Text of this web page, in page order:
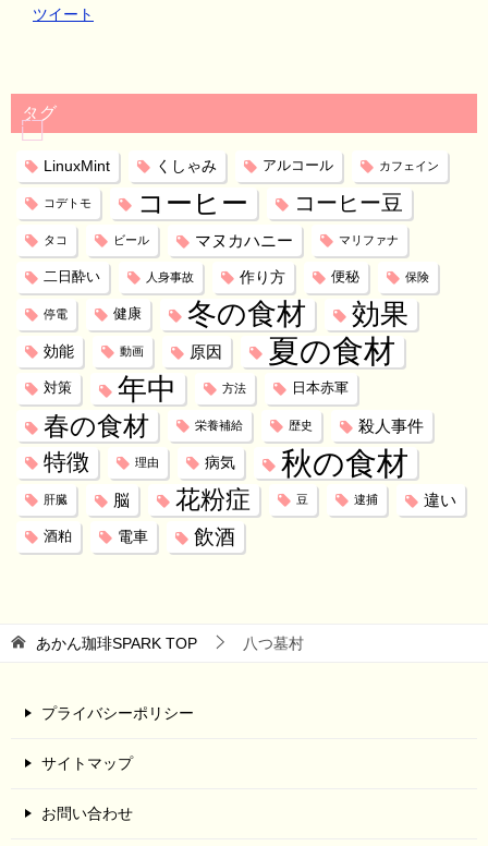
ツイート
タグ
LinuxMint くしゃみ アルコール カフェイン
コデトモ コーヒー コーヒー豆
タコ ビール マヌカハニー マリファナ
二日酔い 人身事故 作り方 便秘 保険
停電 健康 冬の食材 効果
効能 動画 原因 夏の食材
対策 年中 方法 日本赤軍
春の食材 栄養補給 歴史 殺人事件
特徴 理由 病気 秋の食材
肝臓 脳 花粉症 豆 逮捕 違い
酒粕 電車 飲酒
あかん珈琲SPARK TOP 八つ墓村
プライバシーポリシー
サイトマップ
お問い合わせ